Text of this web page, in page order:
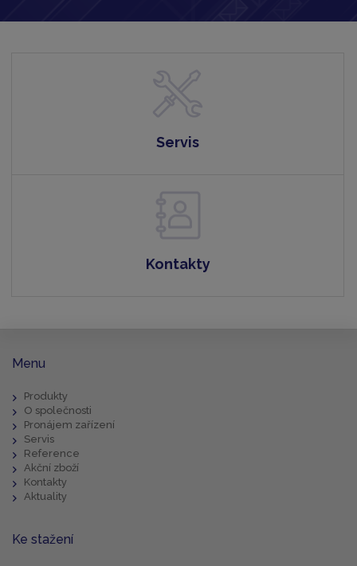
Servis
Kontakty
Menu
Produkty
O společnosti
Pronájem zařízení
Servis
Reference
Akční zboží
Kontakty
Aktuality
Ke stažení